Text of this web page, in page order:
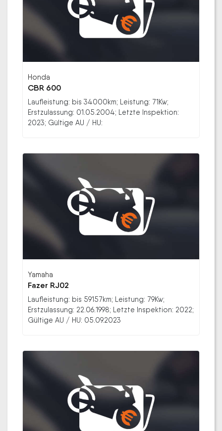
Honda
CBR 600
Laufleistung: bis 34000km; Leistung: 71Kw;
Erstzulassung: 01.05.2004; Letzte Inspektion:
2023; Gültige AU / HU:
Yamaha
Fazer RJ02
Laufleistung: bis 59157km; Leistung: 79Kw;
Erstzulassung: 22.06.1998; Letzte Inspektion: 2022;
Gültige AU / HU: 05.09.2023